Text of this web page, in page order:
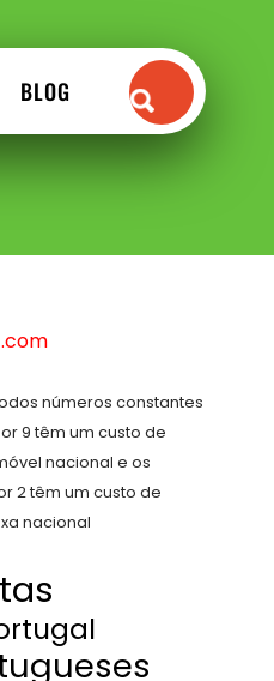
BLOG
números constantes
9 têm um custo de
nacional e os
2 têm um custo de
nacional